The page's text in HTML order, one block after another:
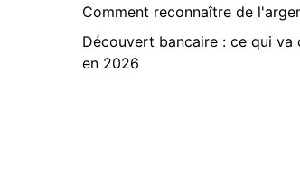
Comment reconnaître de
Découvert bancaire : ce qui va
en 2026